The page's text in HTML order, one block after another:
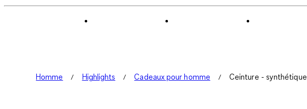
Homme Highlights Cadeaux pour homme Ceinture - synthétique